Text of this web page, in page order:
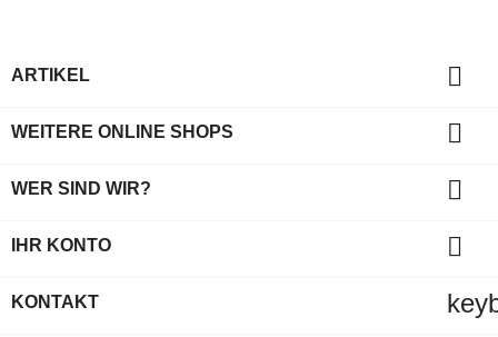
ARTIKEL 
WEITERE ONLINE SHOPS 
WER SIND WIR? 
IHR KONTO 
KONTAKT